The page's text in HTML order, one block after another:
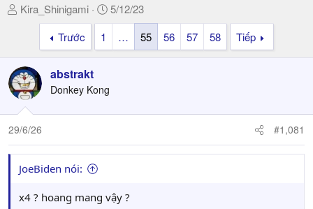
T
a
d
s
t
a
t
e
Kira_Shinigami
N
g
y
5/12/23
Trước
1 … 55 56 57 58 Tiếp
abstrakt
Donkey Kong
29/6/26 #1,081
JoeBiden nói:
x4 ? hoang mang vậy ?